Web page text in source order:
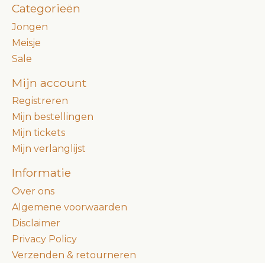
Categorieën
Jongen
Meisje
Sale
Mijn account
Registreren
Mijn bestellingen
Mijn tickets
Mijn verlanglijst
Informatie
Over ons
Algemene voorwaarden
Disclaimer
Privacy Policy
Verzenden & retourneren